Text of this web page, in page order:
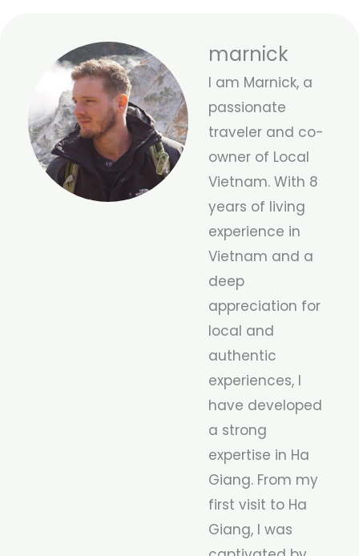
marnick
I am Marnick, a
passionate
traveler and co-
owner of Local
Vietnam. With 8
years of living
experience in
Vietnam and a
deep
appreciation for
local and
authentic
experiences, I
have developed
a strong
expertise in Ha
Giang. From my
first visit to Ha
Giang, I was